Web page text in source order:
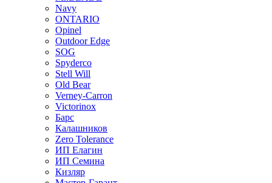
Navy
ONTARIO
Opinel
Outdoor Edge
SOG
Spyderco
Stell Will
Old Bear
Verney-Carron
Victorinox
Барс
Калашников
Zero Tolerance
ИП Елагин
ИП Семина
Кизляр